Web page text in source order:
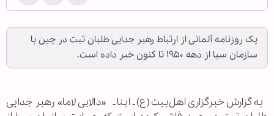
یک روزنامه آلمانی از ارتباط رهبر جدایی طلبان تبت در چین با
سازمان سیا از دهه ۱۹۵۰ تا کنون خبر داده است.
به گزارش خبرگزاری اهل‌بیت(ع) ـ ابنا ـ «دالایی لاما» رهبر جدایی